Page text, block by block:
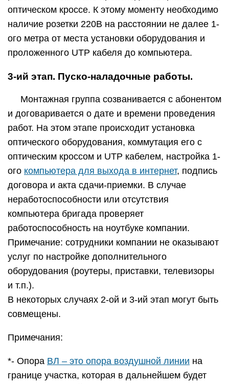
оптическом кроссе. К этому моменту необходимо
наличие розетки 220В на расстоянии не далее 1-
ого метра от места установки оборудования и
проложенного UTP кабеля до компьютера.
3-ий этап. Пуско-наладочные работы.
Монтажная группа созванивается с абонентом
и договаривается о дате и времени проведения
работ. На этом этапе происходит установка
оптического оборудования, коммутация его с
оптическим кроссом и UTP кабелем, настройка 1-
ого компьютера для выхода в интернет, подпись
договора и акта сдачи-приемки. В случае
неработоспособности или отсутствия
компьютера бригада проверяет
работоспособность на ноутбуке компании.
Примечание: сотрудники компании не оказывают
услуг по настройке дополнительного
оборудования (роутеры, приставки, телевизоры
и т.п.).
В некоторых случаях 2-ой и 3-ий этап могут быть
совмещены.
Примечания:
*- Опора ВЛ – это опора воздушной линии на
границе участка, которая в дальнейшем будет